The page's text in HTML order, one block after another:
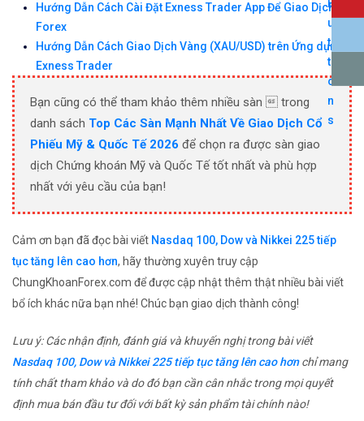
Hướng Dẫn Cách Cài Đặt Exness Trader App Để Giao Dịch
Forex
Hướng Dẫn Cách Giao Dịch Vàng (XAU/USD) trên Ứng dụng
Exness Trader
Bạn cũng có thể tham khảo thêm nhiều sàn  trong
danh sách Top Các Sàn Mạnh Nhất Về Giao Dịch Cổ
Phiếu Mỹ & Quốc Tế 2026 để chọn ra được sàn giao
dịch Chứng khoán Mỹ và Quốc Tế tốt nhất và phù hợp
nhất với yêu cầu của bạn!
Cảm ơn bạn đã đọc bài viết Nasdaq 100, Dow và Nikkei 225 tiếp
tục tăng lên cao hơn, hãy thường xuyên truy cập
ChungKhoanForex.com để được cập nhật thêm thật nhiều bài viết
bổ ích khác nữa bạn nhé! Chúc bạn giao dịch thành công!
Lưu ý: Các nhận định, đánh giá và khuyến nghị trong bài viết
Nasdaq 100, Dow và Nikkei 225 tiếp tục tăng lên cao hơnchỉ mang
tính chất tham khảo và do đó bạn cần cân nhắc trong mọi quyết
định mua bán đầu tư đối với bất kỳ sản phẩm tài chính nào!